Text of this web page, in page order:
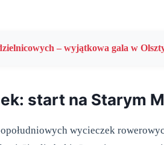
– wyjątkowa gala w
start na Starym
wycieczek